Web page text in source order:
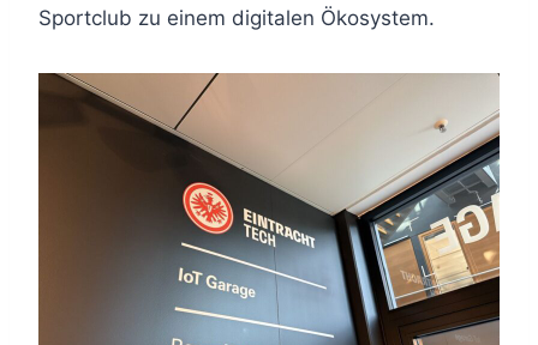
Sportclub zu einem digitalen Ökosystem.